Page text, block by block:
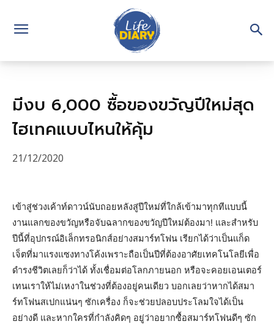
มีงบ 6,000 ซื้อของขวัญปีใหม่สุด
ไฮเทคแบบไหนให้คุ้ม
21/12/2020
เข้าสู่ช่วงเค้าท์ดาวน์นับถอยหลังสู่ปีใหม่ที่ใกล้เข้ามาทุกทีแบบนี้
งานแลกของขวัญหรือจับฉลากของขวัญปีใหม่ต้องมา! และสำหรับ
ปีนี้ที่อุปกรณ์อิเล็กทรอนิกส์อย่างสมาร์ทโฟน เรียกได้ว่าเป็นแก็ด
เจ็ตที่มาแรงแซงทางโค้งเพราะถือเป็นปีที่ต้องอาศัยเทคโนโลยีเพื่อ
ดำรงชีวิตเลยก็ว่าได้ ทั้งเชื่อมต่อโลกภายนอก หรือจะคอยเอนเตอร์
เทนเราให้ไม่เหงาในช่วงที่ต้องอยู่คนเดียว บอกเลยว่าหากได้สมา
ร์ทโฟนสเปกแน่นๆ ซักเครื่อง ก็จะช่วยปลอบประโลมใจได้เป็น
อย่างดี และหากใครที่กำลังคิดๆ อยู่ว่าอยากซื้อสมาร์ทโฟนดีๆ ซัก